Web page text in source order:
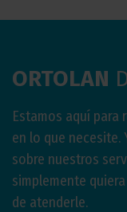
ORTOLAN
Estamos aquí para
en lo que necesite.
sobre nuestros
simplemente
de atenderle.